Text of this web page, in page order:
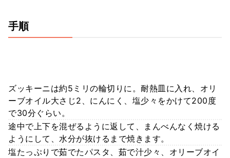
手順
ズッキーニは約5ミリの輪切りに。耐熱皿に入れ、オリ
ーブオイル大さじ2、にんにく、塩少々をかけて200度
で30分ぐらい。
途中で上下を混ぜるように返して、まんべんなく焼ける
ようにして、水分が抜けるまで焼きます。
塩たっぷりで茹でたパスタ、茹で汁少々、オリーブオイ